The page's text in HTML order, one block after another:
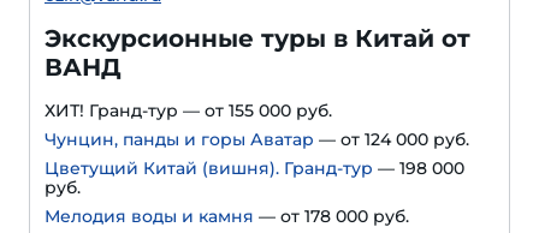
Экскурсионные туры в Китай от
ВАНД
ХИТ! Гранд-тур — от 155 000 руб.
Чунцин, панды и горы Аватар — от 124 000 руб.
Цветущий Китай (вишня). Гранд-тур — 198 000
руб.
Мелодия воды и камня — от 178 000 руб.